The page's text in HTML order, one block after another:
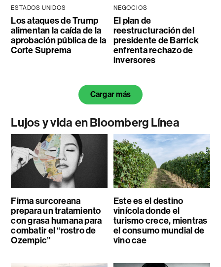
ESTADOS UNIDOS
Los ataques de Trump
alimentan la caída de la
aprobación pública de la
Corte Suprema
NEGOCIOS
El plan de
reestructuración del
presidente de Barrick
enfrenta rechazo de
inversores
Cargar más
Lujos y vida en Bloomberg Línea
Firma surcoreana
prepara un tratamiento
con grasa humana para
combatir el “rostro de
Ozempic”
Este es el destino
vinícola donde el
turismo crece, mientras
el consumo mundial de
vino cae